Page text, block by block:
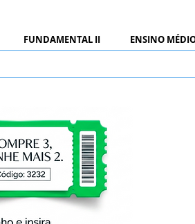
FUNDAMENTAL II ENSINO